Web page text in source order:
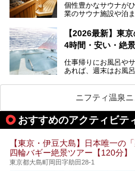
個性豊かなサウナが
業のサウナ施設や泊
を旅の目的とする「
ど、自分の好きなタ
魅力です。
最近では、男性専用
い個室サウナも増え
ら、特におすすめし
してみてください。
【2026最新】東
4時間・安い・絶
仕事帰りにお風呂や
あれば、週末はお風
また、終電を逃して
る場所があれば」と
しょうか。
そこで本記事では、
24時間営業で宿泊で
い施設、デートや休
が充実した施設など
ニフティ温泉
おすすめのアクティビテ
【東京・伊豆大島】日本唯一の
四輪バギー絶景ツアー【120分】
東京都大島町岡田字助田28-1